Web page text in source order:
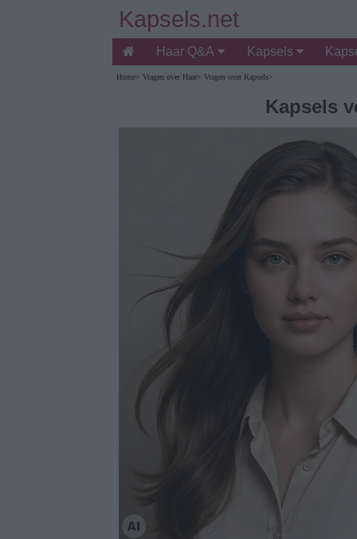
Kapsels.net
Haar Q&A Kapsels
Home> Vragen over Haar> Vragen over Kapsels>
Kapsels